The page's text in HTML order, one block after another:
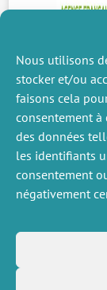
Nous utilisons
stocker et/ou
faisons cela
consentement à
des données
les identifiants
consentement
négativement